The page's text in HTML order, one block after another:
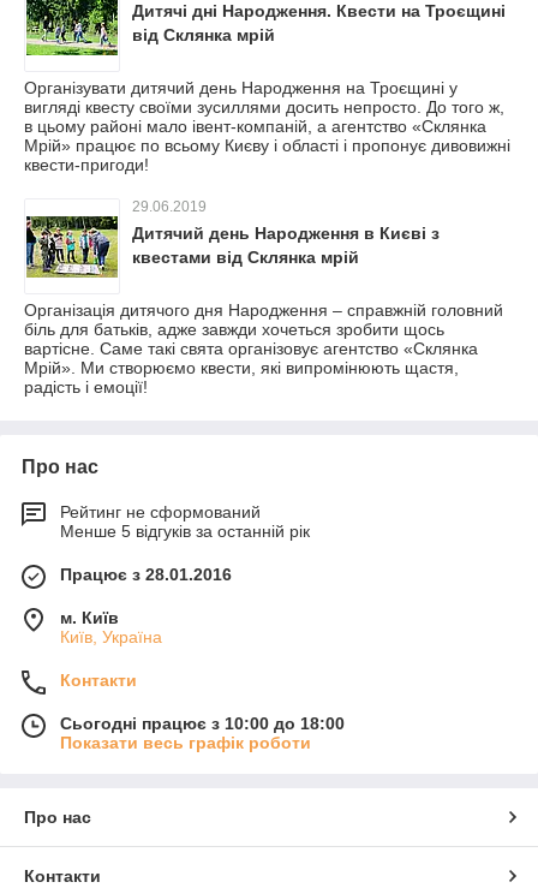
Дитячі дні Народження. Квести на Троєщині
від Склянка мрій
Організувати дитячий день Народження на Троєщині у
вигляді квесту своїми зусиллями досить непросто. До того ж,
в цьому районі мало івент-компаній, а агентство «Склянка
Мрій» працює по всьому Києву і області і пропонує дивовижні
квести-пригоди!
29.06.2019
Дитячий день Народження в Києві з
квестами від Склянка мрій
Організація дитячого дня Народження – справжній головний
біль для батьків, адже завжди хочеться зробити щось
вартісне. Саме такі свята організовує агентство «Склянка
Мрій». Ми створюємо квести, які випромінюють щастя,
радість і емоції!
Про нас
Рейтинг не сформований
Менше 5 відгуків за останній рік
Працює з 28.01.2016
м. Київ
Київ, Україна
Контакти
Сьогодні працює з 10:00 до 18:00
Показати весь графік роботи
Про нас
Контакти